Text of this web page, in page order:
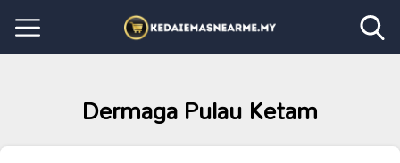
Dermaga Pulau Ketam